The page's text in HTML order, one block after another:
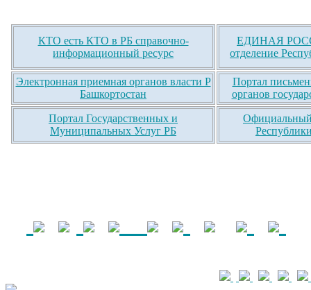
КТО есть КТО в РБ справочно-
информационный ресурс
ЕДИНАЯ
отделение
Электронная приемная органов власти Р
Башкортостан
Портал
органов
Портал Государственных и
Муниципальных Услуг РБ
Официальный